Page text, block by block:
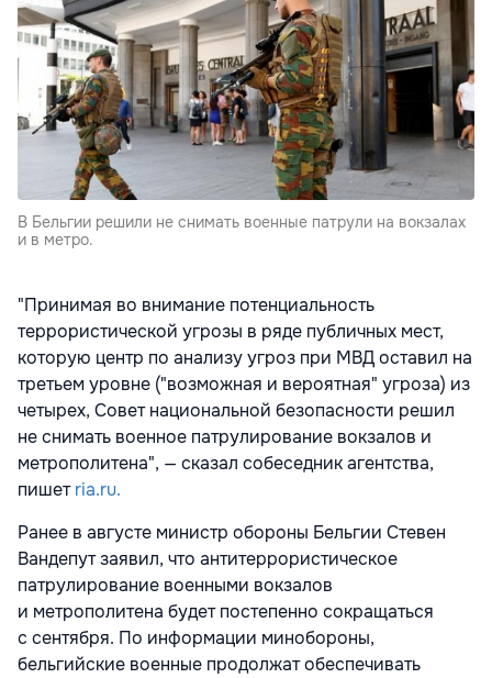
В Бельгии решили не снимать военные патрули на вокзалах
и в метро.
"Принимая во внимание потенциальность
террористической угрозы в ряде публичных мест,
которую центр по анализу угроз при МВД оставил на
третьем уровне ("возможная и вероятная" угроза) из
четырех, Совет национальной безопасности решил
не снимать военное патрулирование вокзалов и
метрополитена", — сказал собеседник агентства,
пишетria.ru.
Ранее в августе министр обороны Бельгии Стевен
Вандепут заявил, что антитеррористическое
патрулирование военными вокзалов
и метрополитена будет постепенно сокращаться
с сентября. По информации минобороны,
бельгийские военные продолжат обеспечивать